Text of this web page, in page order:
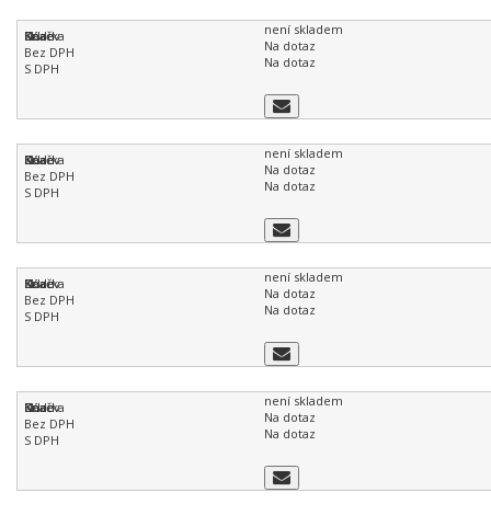
není skladem
Na dotaz
Na dotaz
není skladem
Na dotaz
Na dotaz
není skladem
Na dotaz
Na dotaz
není skladem
Na dotaz
Na dotaz